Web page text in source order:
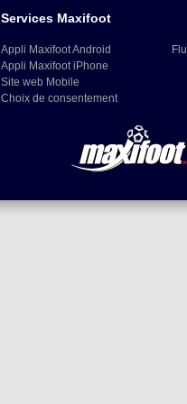
Services Maxifoot
Appli Maxifoot Android
Appli Maxifoot iPhone
Site web Mobile
Choix de consentement